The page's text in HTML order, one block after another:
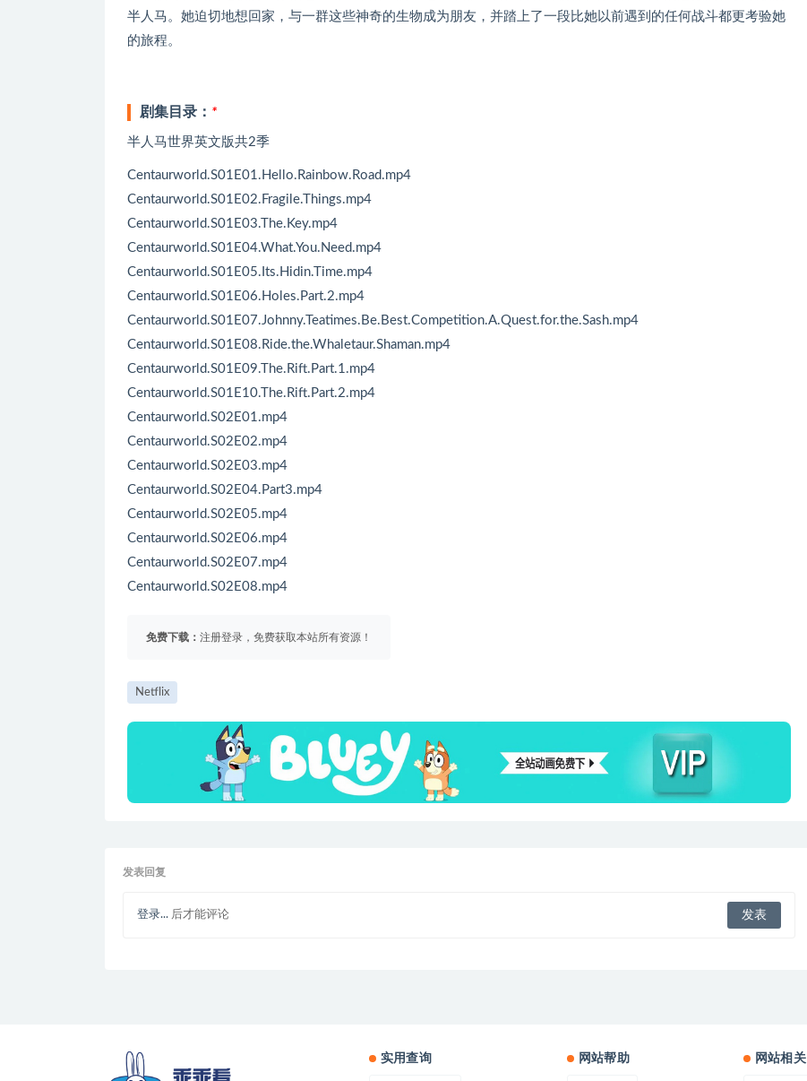
半人马。她迫切地想回家，与一群这些神奇的生物成为朋友，并踏上了一段比她以前遇到的任何战斗都更考验她
的旅程。
剧集目录： *
半人马世界英文版共2季
Centaurworld.S01E01.Hello.Rainbow.Road.mp4
Centaurworld.S01E02.Fragile.Things.mp4
Centaurworld.S01E03.The.Key.mp4
Centaurworld.S01E04.What.You.Need.mp4
Centaurworld.S01E05.Its.Hidin.Time.mp4
Centaurworld.S01E06.Holes.Part.2.mp4
Centaurworld.S01E07.Johnny.Teatimes.Be.Best.Competition.A.Quest.for.the.Sash.mp4
Centaurworld.S01E08.Ride.the.Whaletaur.Shaman.mp4
Centaurworld.S01E09.The.Rift.Part.1.mp4
Centaurworld.S01E10.The.Rift.Part.2.mp4
Centaurworld.S02E01.mp4
Centaurworld.S02E02.mp4
Centaurworld.S02E03.mp4
Centaurworld.S02E04.Part3.mp4
Centaurworld.S02E05.mp4
Centaurworld.S02E06.mp4
Centaurworld.S02E07.mp4
Centaurworld.S02E08.mp4
免费下载： 注册登录，免费获取本站所有资源！
Netflix
发表回复
登录... 后才能评论
实用查询 网站帮助 网站相关